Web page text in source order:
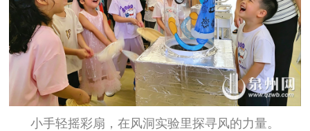
小手轻摇彩扇，在风洞实验里探寻风的力量。